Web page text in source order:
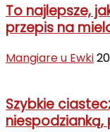
To najlepsze,
przepis na
Mangiare u Ewki
Szybkie
niespodzianką,